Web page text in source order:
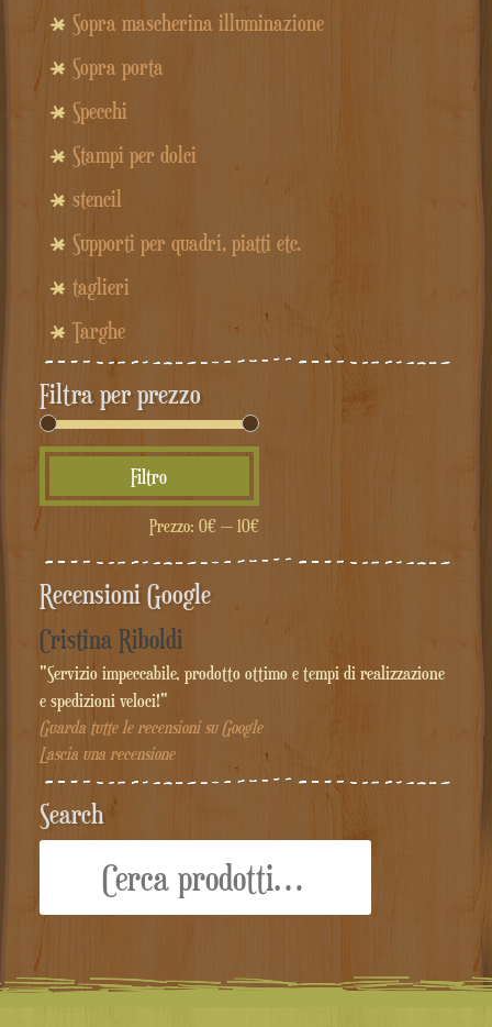
Sopra mascherina illuminazione
Sopra porta
Specchi
Stampi per dolci
stencil
Supporti per quadri, piatti etc.
taglieri
Targhe
Filtra per prezzo
Min
Max
Filtro
Prezzo: 0€— 10€
Recensioni Google
Cristina Riboldi
"Servizio impeccabile, prodotto ottimo e tempi di realizzazione
e spedizioni veloci!"
Guarda tutte le recensioni su Google
Lascia una recensione
Search